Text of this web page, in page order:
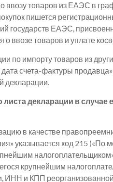
ввозу товаров из ЕАЭС в
пишется
государств ЕАЭС,
о ввозе товаров и уплате
по импорту товаров из
счета-фактуры продавца»
декларации.
декларации в случае
в качестве
указывается код 215 («По
крупнейшим
ИНН и КПП